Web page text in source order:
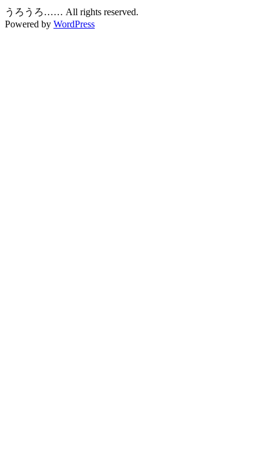
うろうろ…… All rights reserved.
Powered by WordPress